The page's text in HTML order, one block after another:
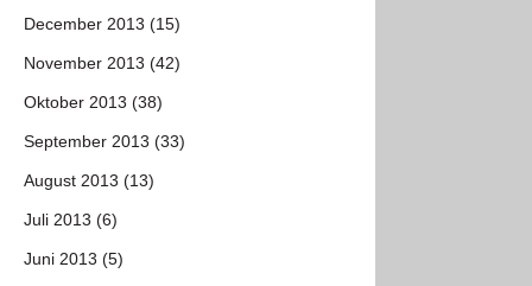
December 2013 (15)
November 2013 (42)
Oktober 2013 (38)
September 2013 (33)
August 2013 (13)
Juli 2013 (6)
Juni 2013 (5)